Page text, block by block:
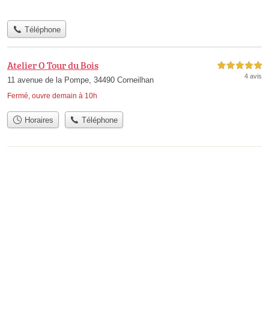
Téléphone
Atelier O Tour du Bois
11 avenue de la Pompe, 34490 Corneilhan
Fermé, ouvre demain à 10h
5,0 étoiles sur 5
4 avis
Horaires Téléphone